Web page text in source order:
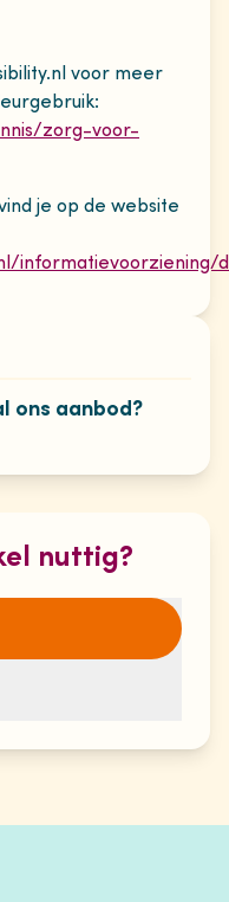
voor meer
zorg-voor-
je op de website
informatievoorziening/
ons aanbod?
nuttig?